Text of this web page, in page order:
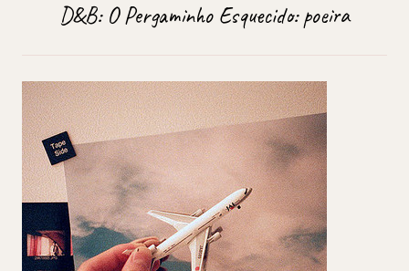
D&B: O Pergaminho Esquecido: poeira